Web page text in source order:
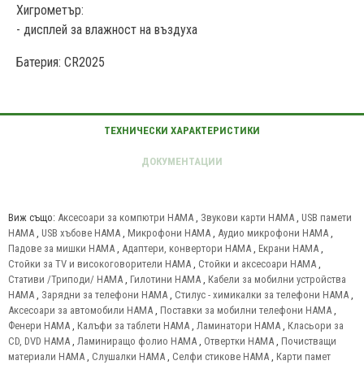
Хигрометър:
- дисплей за влажност на въздуха
Батерия: CR2025
Виж също: Аксесоари за компютри HAMA , Звукови карти HAMA , USB памети
HAMA , USB хъбове HAMA , Микрофони HAMA , Аудио микрофони HAMA ,
Падове за мишки HAMA , Адаптери, конвертори HAMA , Екрани HAMA ,
Стойки за TV и високоговорители HAMA , Стойки и аксесоари HAMA ,
Стативи /Триподи/ HAMA , Гилотини HAMA , Кабели за мобилни устройства
HAMA , Зарядни за телефони HAMA , Стилус - химикалки за телефони HAMA ,
Аксесоари за автомобили HAMA , Поставки за мобилни телефони HAMA ,
Фенери HAMA , Калъфи за таблети HAMA , Ламинатори HAMA , Класьори за
CD, DVD HAMA , Ламиниращо фолио HAMA , Отвертки HAMA , Почистващи
материали HAMA , Слушалки HAMA , Селфи стикове HAMA , Карти памет